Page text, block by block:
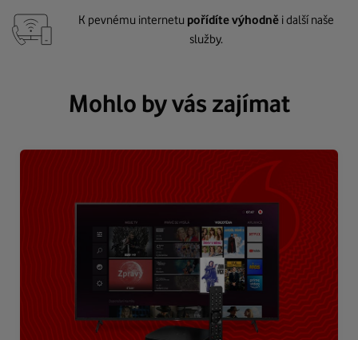
K pevnému internetu pořídíte výhodně i další naše
služby.
Mohlo by vás zajímat